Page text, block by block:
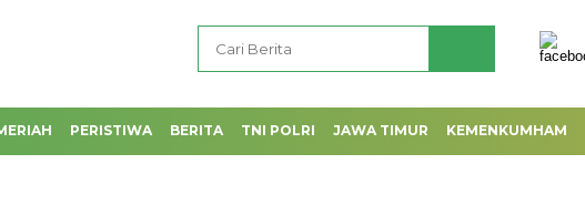
PERISTIWA BERITA TNI POLRI JAWA TIMUR KEMENKUMHAM